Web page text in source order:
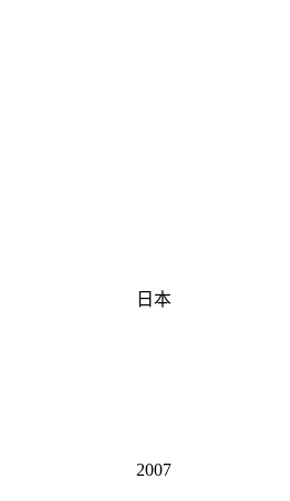
日本
2007